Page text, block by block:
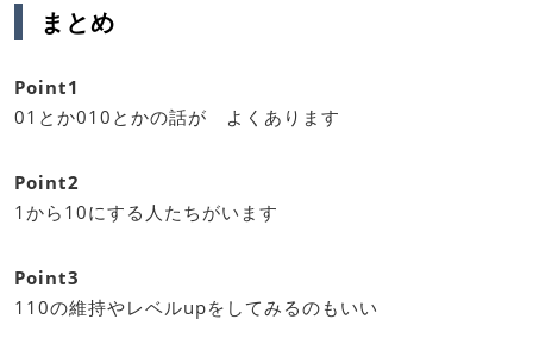
まとめ
Point1
01とか010とかの話が よくあります
Point2
1から10にする人たちがいます
Point3
110の維持やレベルupをしてみるのもいい